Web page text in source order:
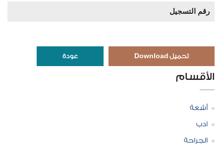
رقم التسجيل
تحميل Download عودة
الأقسام
أشعة
ادب
الجراحة